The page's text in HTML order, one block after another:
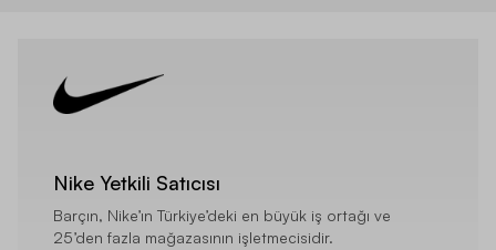
Nike Yetkili Satıcısı
Barçın, Nike’ın Türkiye’deki en büyük iş ortağı ve
25’den fazla mağazasının işletmecisidir.